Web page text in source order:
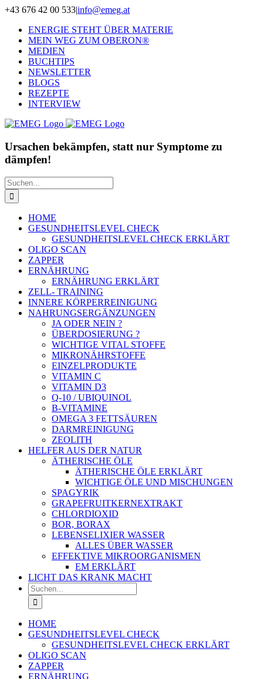
Zum
springen
+43 676 42 00 533|info@emeg.at
ENERGIE STEHT ÜBER MATERIE
MEIN WEG ZUM OBERON®
MEDIEN
BUCHTIPS
NEWSLETTER
BLOGS
REZEPTE
INTERVIEW
Ursachen bekämpfen, statt nur Symptome zu
dämpfen!
Suche
nach:
HOME
GESUNDHEITSLEVEL CHECK
GESUNDHEITSLEVEL CHECK ERKLÄRT
OLIGO SCAN
ZAPPER
ERNÄHRUNG
ERNÄHRUNG ERKLÄRT
ZELL- TRAINING
INNERE KÖRPERREINIGUNG
NAHRUNGSERGÄNZUNGEN
JA ODER NEIN ?
ÜBERDOSIERUNG ?
WICHTIGE VITAL STOFFE
MIKRONÄHRSTOFFE
EINZELPRODUKTE
VITAMIN C
VITAMIN D3
Q-10 / UBIQUINOL
B-VITAMINE
OMEGA 3 FETTSÄUREN
DARMREINIGUNG
ZEOLITH
HELFER AUS DER NATUR
ÄTHERISCHE ÖLE
ÄTHERISCHE ÖLE ERKLÄRT
WICHTIGE ÖLE UND MISCHUNGEN
SPAGYRIK
GRAPEFRUITKERNEXTRAKT
CHLORDIOXID
BOR, BORAX
LEBENSELIXIER WASSER
ALLES ÜBER WASSER
EFFEKTIVE MIKROORGANISMEN
EM ERKLÄRT
LICHT DAS KRANK MACHT
Suche
nach:
HOME
GESUNDHEITSLEVEL CHECK
GESUNDHEITSLEVEL CHECK ERKLÄRT
OLIGO SCAN
ZAPPER
ERNÄHRUNG